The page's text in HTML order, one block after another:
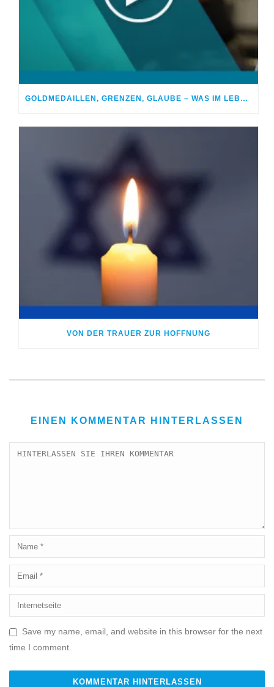
GOLDMEDAILLEN, GRENZEN, GLAUBE – WAS IM LEBEN WIRKLICH ZÄHLT
VON DER TRAUER ZUR HOFFNUNG
EINEN KOMMENTAR HINTERLASSEN
Save my name, email, and website in this browser for the next
time I comment.